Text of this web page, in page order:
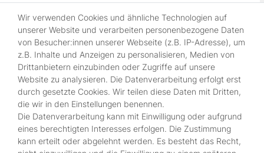
30 Tage Widerrufsrecht
wenn es Dir nicht gefällt.
100% sichere Zahlung
durch SSL-gesicherte Kasse.
Shop
Kontakt
Über Uns
Zahlungsmöglichkeiten
Wir verwenden Cookies und ähnliche Technologien auf
unserer Website und verarbeiten personenbezogene Daten
von Besucher:innen unserer Webseite (z.B. IP-Adresse), um
z.B. Inhalte und Anzeigen zu personalisieren, Medien von
Drittanbietern einzubinden oder Zugriffe auf unsere
Website zu analysieren. Die Datenverarbeitung erfolgt erst
durch gesetzte Cookies. Wir teilen diese Daten mit Dritten,
die wir in den Einstellungen benennen.
Die Datenverarbeitung kann mit Einwilligung oder aufgrund
eines berechtigten Interesses erfolgen. Die Zustimmung
kann erteilt oder abgelehnt werden. Es besteht das Recht,